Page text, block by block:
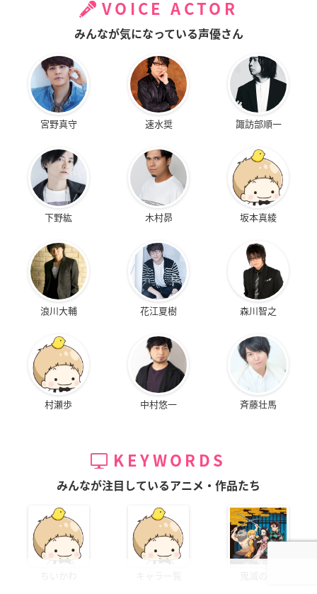
VOICE ACTOR
みんなが気になっている声優さん
宮野真守 速水奨 諏訪部順一
下野紘 木村昴 坂本真綾
浪川大輔 花江夏樹 森川智之
村瀬歩 中村悠一 斉藤壮馬
KEYWORDS
みんなが注目しているアニメ・作品たち